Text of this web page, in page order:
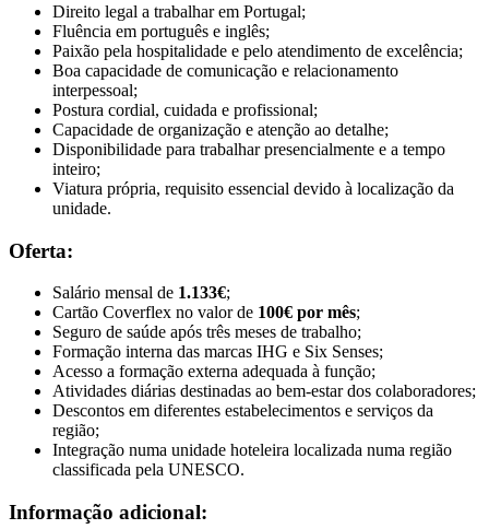
Direito legal a trabalhar em Portugal;
Fluência em português e inglês;
Paixão pela hospitalidade e pelo atendimento de excelência;
Boa capacidade de comunicação e relacionamento
interpessoal;
Postura cordial, cuidada e profissional;
Capacidade de organização e atenção ao detalhe;
Disponibilidade para trabalhar presencialmente e a tempo
inteiro;
Viatura própria, requisito essencial devido à localização da
unidade.
Oferta:
Salário mensal de 1.133€;
Cartão Coverflex no valor de 100€ por mês;
Seguro de saúde após três meses de trabalho;
Formação interna das marcas IHG e Six Senses;
Acesso a formação externa adequada à função;
Atividades diárias destinadas ao bem-estar dos colaboradores;
Descontos em diferentes estabelecimentos e serviços da
região;
Integração numa unidade hoteleira localizada numa região
classificada pela UNESCO.
Informação adicional: